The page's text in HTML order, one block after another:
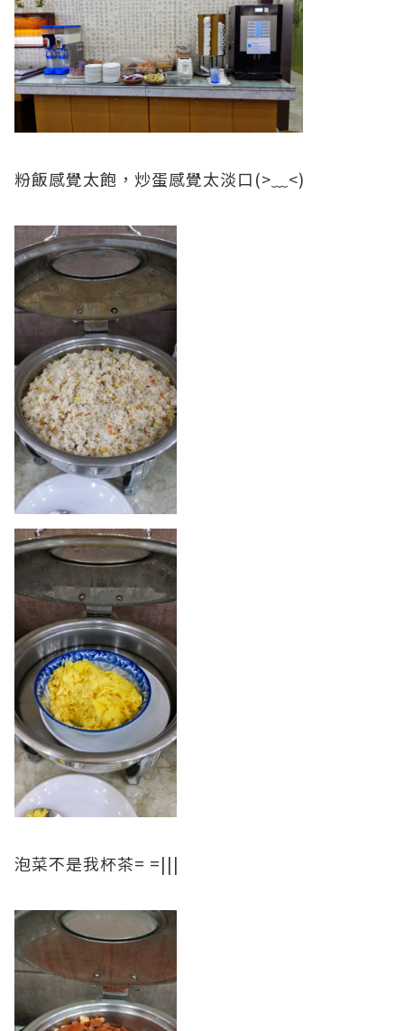
粉飯感覺太飽，炒蛋感覺太淡口(>﹏<)
泡菜不是我杯茶= =|||